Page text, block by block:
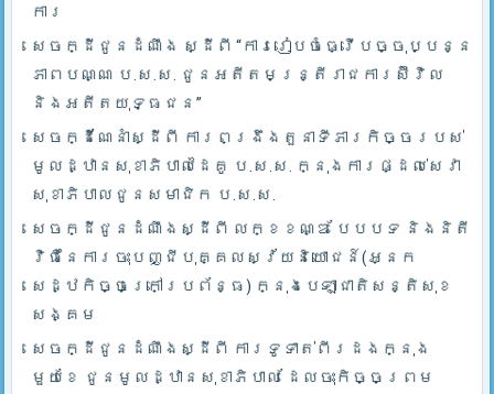
ការ
សេចក្ដីជូនដំណឹង ស្ដីពី “ការរៀបចំធ្វើបច្ចុប្បន្ន
ភាពបណ្ណ ប.ស.ស. ជូនអតីតមន្ត្រីរាជការស៊ីវិល
និងអតីតយុទ្ធជន”
សេចក្ដីណែនាំស្ដីពី ការពង្រឹងតួនាទីភារកិច្ចរបស់
មូលដ្ឋានសុខាភិបាលដៃគូ ប.­ស.ស. ក្នុងការផ្ដល់សេវា
សុខាភិបាលជូនសមាជិក ប.ស.ស.
សេចក្ដីជូនដំណឹងស្ដីពី លក្ខខណ្ឌ បែបបទ និងនិតី
វិធីនៃការចុះបញ្ជីបុគ្គលស្វ័យនិយោជន៍(អ្នក
សេដ្ឋកិច្ចក្រៅប្រព័ន្ធ) ក្នុងបេឡាជាតិសន្តិសុខ
សង្គម
សេចក្ដីជូនដំណឹងស្ដីពី ការទូទាត់ពីរដងក្នុង
មួយខែ ជូនមូលដ្ឋានសុខាភិបាល ដែលចុះកិច្ចព្រម